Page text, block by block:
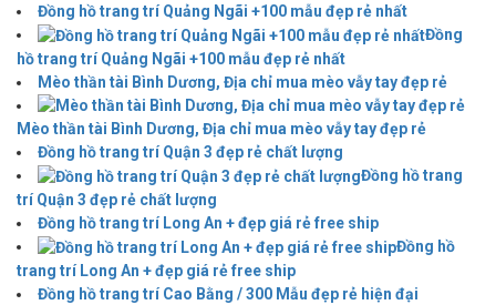
Đồng hồ trang trí Quảng Ngãi +100 mẫu đẹp rẻ nhất
Đồng
hồ trang trí Quảng Ngãi +100 mẫu đẹp rẻ nhất
Mèo thần tài Bình Dương, Địa chỉ mua mèo vẫy tay đẹp rẻ
Mèo thần tài Bình Dương, Địa chỉ mua mèo vẫy tay đẹp rẻ
Đồng hồ trang trí Quận 3 đẹp rẻ chất lượng
Đồng hồ trang
trí Quận 3 đẹp rẻ chất lượng
Đồng hồ trang trí Long An + đẹp giá rẻ free ship
Đồng hồ
trang trí Long An + đẹp giá rẻ free ship
Đồng hồ trang trí Cao Bằng / 300 Mẫu đẹp rẻ hiện đại